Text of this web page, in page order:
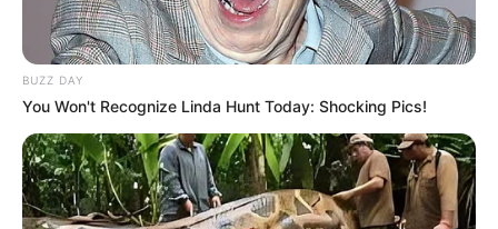
8. Bosen dengan warna polos, bisa gunakan tema
monokrom untukoutfitsehari-hari. Gunakan celana
warna putih dengan motif hitam
BUZZ DAY
You Won't Recognize Linda Hunt Today: Shocking Pics!